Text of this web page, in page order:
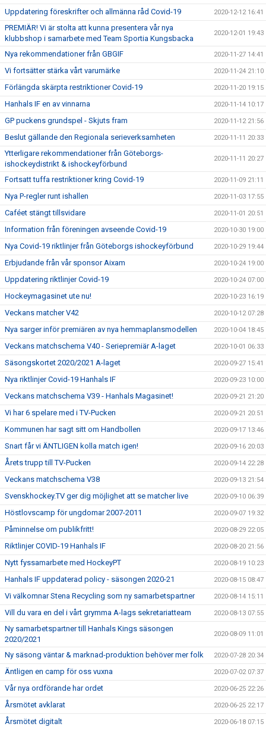
Uppdatering föreskrifter och allmänna råd Covid-19 2020-12-12 16:41
PREMIÄR! Vi är stolta att kunna presentera vår nya
klubbshop i samarbete med Team Sportia Kungsbacka
2020-12-01 19:43
Nya rekommendationer från GBGIF 2020-11-27 14:41
Vi fortsätter stärka vårt varumärke 2020-11-24 21:10
Förlängda skärpta restriktioner Covid-19 2020-11-20 19:15
Hanhals IF en av vinnarna 2020-11-14 10:17
GP puckens grundspel - Skjuts fram 2020-11-12 21:56
Beslut gällande den Regionala serieverksamheten 2020-11-11 20:33
Ytterligare rekommendationer från Göteborgs-
ishockeydistrikt & ishockeyförbund
2020-11-11 20:27
Fortsatt tuffa restriktioner kring Covid-19 2020-11-09 21:11
Nya P-regler runt ishallen 2020-11-03 17:55
Caféet stängt tillsvidare 2020-11-01 20:51
Information från föreningen avseende Covid-19 2020-10-30 19:00
Nya Covid-19 riktlinjer från Göteborgs ishockeyförbund 2020-10-29 19:44
Erbjudande från vår sponsor Aixam 2020-10-24 19:00
Uppdatering riktlinjer Covid-19 2020-10-24 07:00
Hockeymagasinet ute nu! 2020-10-23 16:19
Veckans matcher V42 2020-10-12 07:28
Nya sarger inför premiären av nya hemmaplansmodellen 2020-10-04 18:45
Veckans matchschema V40 - Seriepremiär A-laget 2020-10-01 06:33
Säsongskortet 2020/2021 A-laget 2020-09-27 15:41
Nya riktlinjer Covid-19 Hanhals IF 2020-09-23 10:00
Veckans matchschema V39 - Hanhals Magasinet! 2020-09-21 21:20
Vi har 6 spelare med i TV-Pucken 2020-09-21 20:51
Kommunen har sagt sitt om Handbollen 2020-09-17 13:46
Snart får vi ÄNTLIGEN kolla match igen! 2020-09-16 20:03
Årets trupp till TV-Pucken 2020-09-14 22:28
Veckans matchschema V38 2020-09-13 21:54
Svenskhockey.TV ger dig möjlighet att se matcher live 2020-09-10 06:39
Höstlovscamp för ungdomar 2007-2011 2020-09-07 19:32
Påminnelse om publikfritt! 2020-08-29 22:05
Riktlinjer COVID-19 Hanhals IF 2020-08-20 21:56
Nytt fyssamarbete med HockeyPT 2020-08-19 10:23
Hanhals IF uppdaterad policy - säsongen 2020-21 2020-08-15 08:47
Vi välkomnar Stena Recycling som ny samarbetspartner 2020-08-14 15:11
Vill du vara en del i vårt grymma A-lags sekretariatteam 2020-08-13 07:55
Ny samarbetspartner till Hanhals Kings säsongen
2020/2021
2020-08-09 11:01
Ny säsong väntar & marknad-produktion behöver mer folk 2020-07-28 20:34
Äntligen en camp för oss vuxna 2020-07-02 07:37
Vår nya ordförande har ordet 2020-06-25 22:26
Årsmötet avklarat 2020-06-25 22:17
Årsmötet digitalt 2020-06-18 07:15